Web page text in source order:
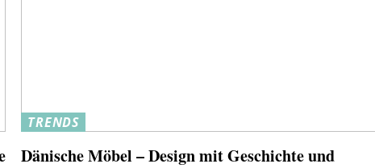
TRENDS
Dänische Möbel – Design mit Geschichte und